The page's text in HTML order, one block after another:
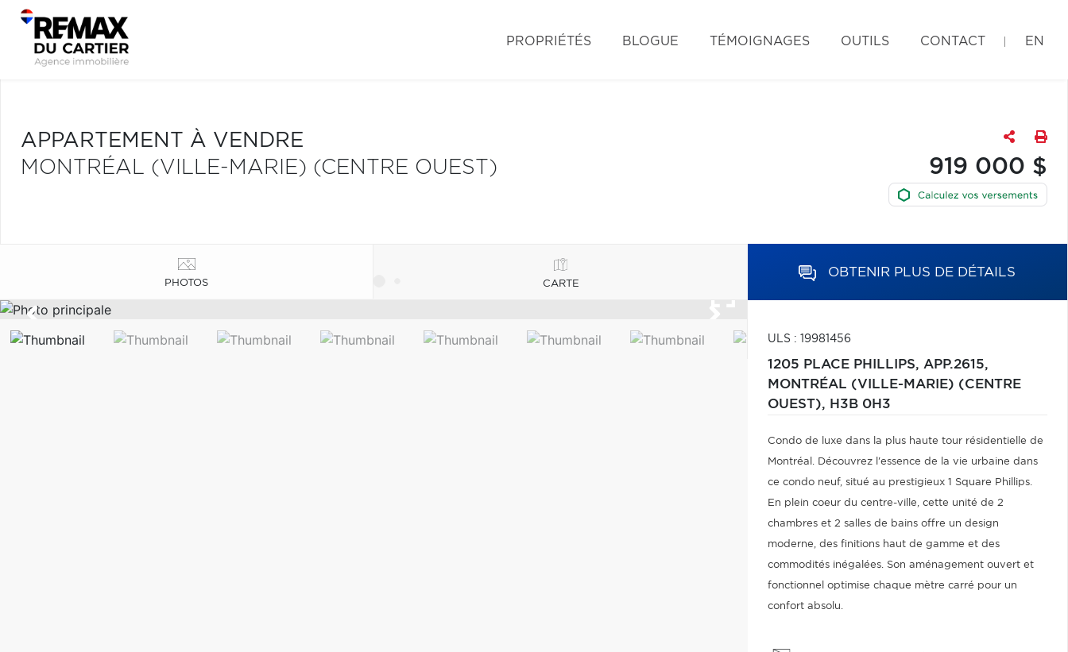
PROPRIÉTÉS BLOGUE TÉMOIGNAGES OUTILS CONTACT EN
APPARTEMENT À VENDRE
MONTRÉAL (VILLE-MARIE) (CENTRE OUEST)
919 000 $
PHOTOS CARTE
OBTENIR PLUS DE DÉTAILS
ULS : 19981456
1205 PLACE PHILLIPS, APP.2615,
MONTRÉAL (VILLE-MARIE) (CENTRE
OUEST), H3B 0H3
Condo de luxe dans la plus haute tour résidentielle de
Montréal. Découvrez l'essence de la vie urbaine dans
ce condo neuf, situé au prestigieux 1 Square Phillips.
En plein coeur du centre-ville, cette unité de 2
chambres et 2 salles de bains offre un design
moderne, des finitions haut de gamme et des
commodités inégalées. Son aménagement ouvert et
fonctionnel optimise chaque mètre carré pour un
confort absolu.